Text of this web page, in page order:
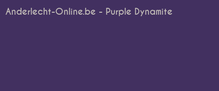
Anderlecht-Online.be - Purple Dynamite